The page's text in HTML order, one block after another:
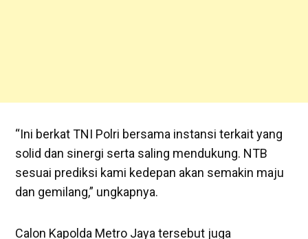
“Ini berkat TNI Polri bersama instansi terkait yang
solid dan sinergi serta saling mendukung. NTB
sesuai prediksi kami kedepan akan semakin maju
dan gemilang,” ungkapnya.
Calon Kapolda Metro Jaya tersebut juga